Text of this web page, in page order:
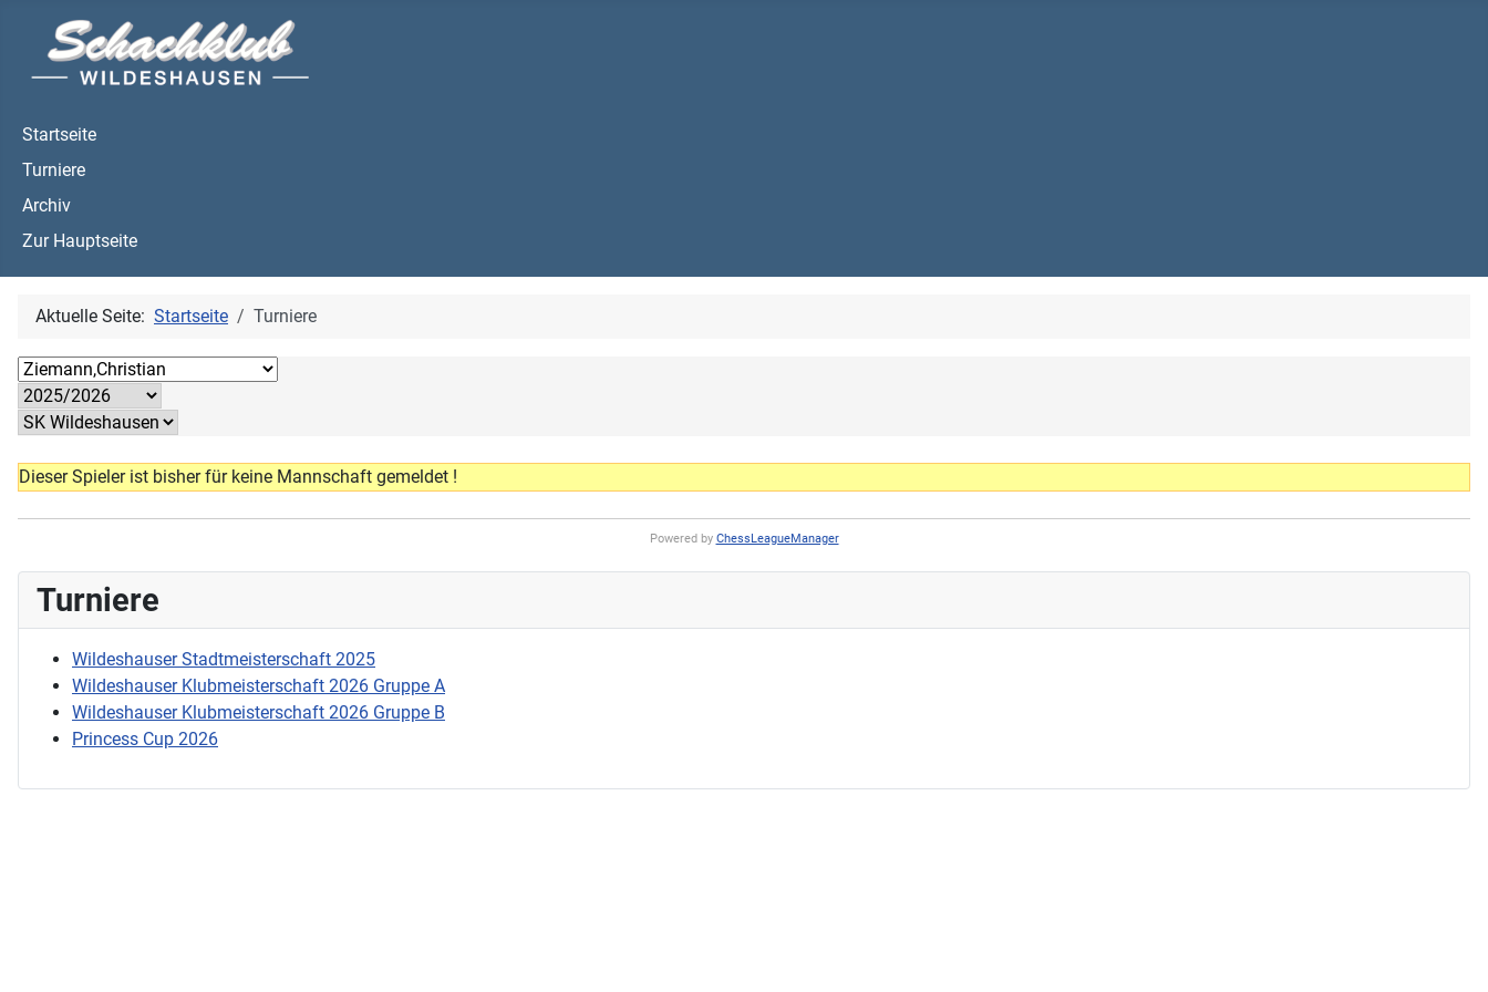
Startseite
Turniere
Archiv
Zur Hauptseite
Aktuelle Seite: Startseite Turniere
Dieser Spieler ist bisher für keine Mannschaft gemeldet !
Powered by ChessLeagueManager
Turniere
Wildeshauser Stadtmeisterschaft 2025
Wildeshauser Klubmeisterschaft 2026 Gruppe A
Wildeshauser Klubmeisterschaft 2026 Gruppe B
Princess Cup 2026